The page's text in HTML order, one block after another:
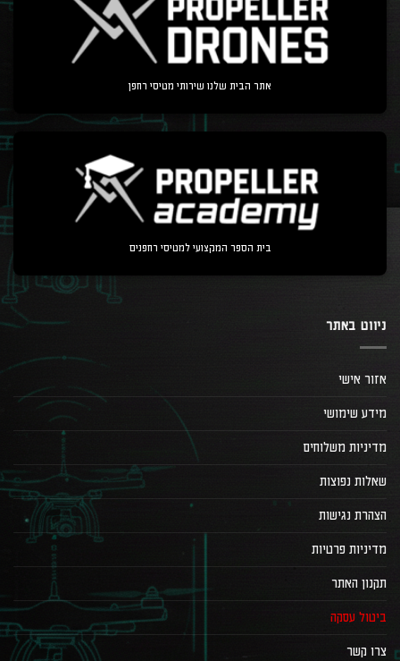
אתר הבית שלנו שירותי מטיסי רחפן
בית הספר המקצועי למטיסי רחפנים
ניווט באתר
אזור אישי
מידע שימושי
מדיניות משלוחים
שאלות נפוצות
הצהרת נגישות
מדיניות פרטיות
תקנון האתר
ביטול עסקה
צרו קשר